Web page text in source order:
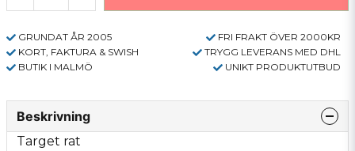
GRUNDAT ÅR 2005
FRI FRAKT ÖVER 2000KR
KORT, FAKTURA & SWISH
TRYGG LEVERANS MED DHL
BUTIK I MALMÖ
UNIKT PRODUKTUTBUD
Beskrivning
Target rat